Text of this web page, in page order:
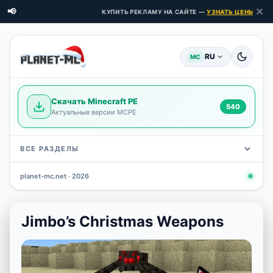
📢 КУПИТЬ РЕКЛАМУ НА САЙТЕ —УЗНАТЬ ЦЕНЫ ЗДЕСЬ →
✕
MC RU